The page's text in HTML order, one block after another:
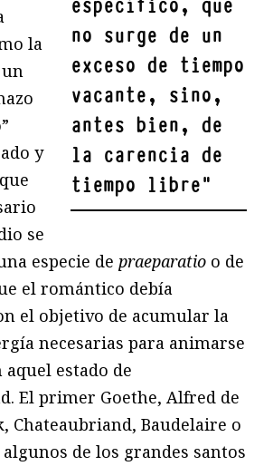
específico, que
no surge de un
exceso de tiempo
vacante, sino,
antes bien, de
la carencia de
tiempo libre"
la
y
se
especie de praeparatio o de
el romántico debía
el objetivo de acumular la
necesarias para animarse
estado de
El primer Goethe, Alfred de
Chateaubriand, Baudelaire o
de los grandes santos